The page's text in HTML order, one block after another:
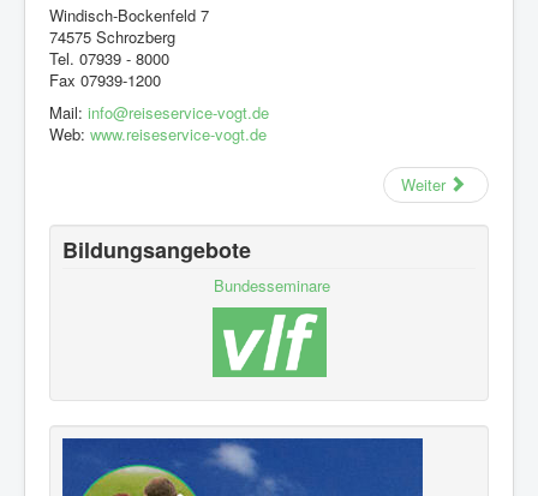
Windisch-Bockenfeld 7
74575 Schrozberg
Tel. 07939 - 8000
Fax 07939-1200
Mail: info@reiseservice-vogt.de
Web: www.reiseservice-vogt.de
Weiter
Bildungsangebote
Bundesseminare